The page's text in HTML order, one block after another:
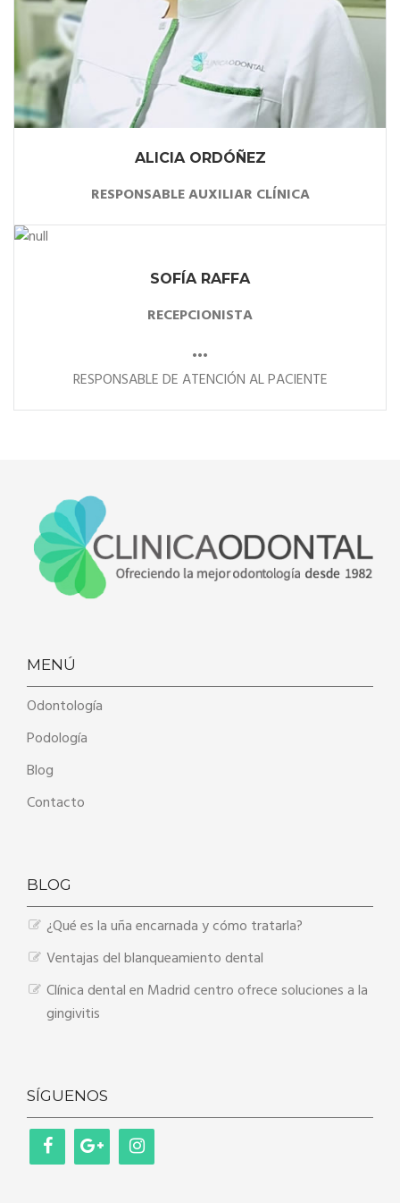
ALICIA ORDÓÑEZ
RESPONSABLE AUXILIAR CLÍNICA
SOFÍA RAFFA
RECEPCIONISTA
•••
RESPONSABLE DE ATENCIÓN AL PACIENTE
MENÚ
Odontología
Podología
Blog
Contacto
BLOG
¿Qué es la uña encarnada y cómo tratarla?
Ventajas del blanqueamiento dental
Clínica dental en Madrid centro ofrece soluciones a la
gingivitis
SÍGUENOS